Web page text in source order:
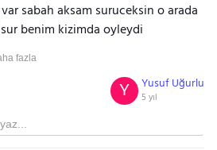
sabah aksam suruceksin o arada
benim kizimda oyleydi
fazla
Yusuf Uğurlu
5 yıl
Y